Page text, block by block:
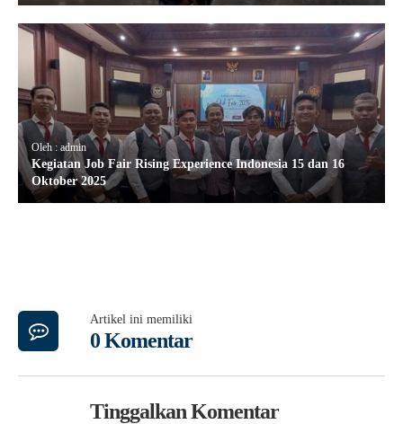
Oleh : admin
Kegiatan Job Fair Rising Experience Indonesia 15 dan 16
Oktober 2025
Artikel ini memiliki
0 Komentar
Tinggalkan Komentar